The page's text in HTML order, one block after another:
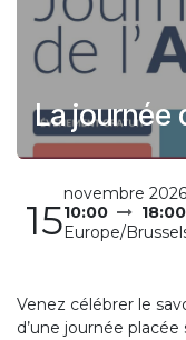
La journée
15
novembre 2026
10:00
18:00
Europe/
Venez célébrer le
d’une journée